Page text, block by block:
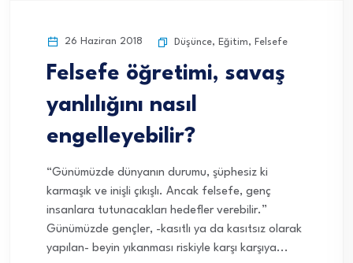
26 Haziran 2018 Düşünce, Eğitim, Felsefe
Felsefe öğretimi, savaş
yanlılığını nasıl
engelleyebilir?
“Günümüzde dünyanın durumu, şüphesiz ki
karmaşık ve inişli çıkışlı. Ancak felsefe, genç
insanlara tutunacakları hedefler verebilir.”
Günümüzde gençler, -kasıtlı ya da kasıtsız olarak
yapılan- beyin yıkanması riskiyle karşı karşıya...